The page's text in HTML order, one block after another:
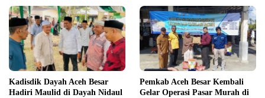
Kadisdik Dayah Aceh Besar
Hadiri Maulid di Dayah Nidaul
Pemkab Aceh Besar Kembali
Gelar Operasi Pasar Murah di